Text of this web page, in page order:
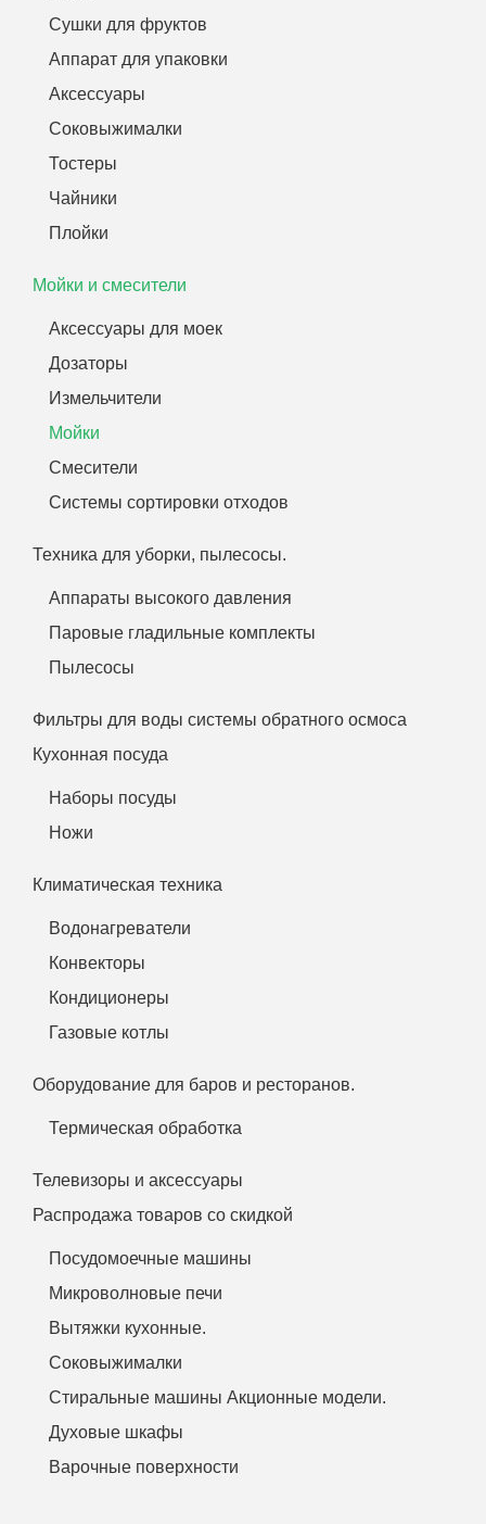
Сушки для фруктов
Аппарат для упаковки
Аксессуары
Соковыжималки
Тостеры
Чайники
Плойки
Мойки и смесители
Аксессуары для моек
Дозаторы
Измельчители
Мойки
Смесители
Системы сортировки отходов
Техника для уборки, пылесосы.
Аппараты высокого давления
Паровые гладильные комплекты
Пылесосы
Фильтры для воды системы обратного осмоса
Кухонная посуда
Наборы посуды
Ножи
Климатическая техника
Водонагреватели
Конвекторы
Кондиционеры
Газовые котлы
Оборудование для баров и ресторанов.
Термическая обработка
Телевизоры и аксессуары
Распродажа товаров со скидкой
Посудомоечные машины
Микроволновые печи
Вытяжки кухонные.
Соковыжималки
Стиральные машины Акционные модели.
Духовые шкафы
Варочные поверхности